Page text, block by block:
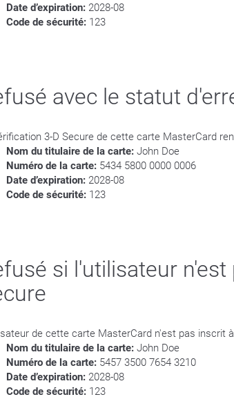
Date d’expiration: 2028-08
Code de sécurité: 123
avec le statut
3-D Secure de cette carte MasterCard
Nom du titulaire de la carte: John Doe
Numéro de la carte: 5434 5800 0000 0006
Date d’expiration: 2028-08
Code de sécurité: 123
si l'utilisateur
de cette carte MasterCard n'est pas inscrit
Nom du titulaire de la carte: John Doe
Numéro de la carte: 5457 3500 7654 3210
Date d’expiration: 2028-08
Code de sécurité: 123